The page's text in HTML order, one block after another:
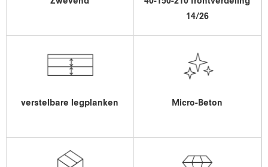
14/26
verstelbare legplanken Micro-Beton